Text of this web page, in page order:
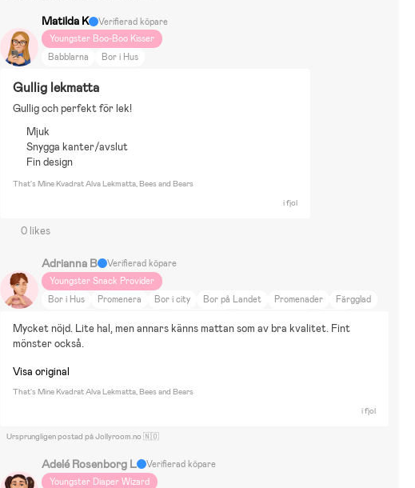
Matilda K
Verifierad köpare
Youngster Boo-Boo Kisser
Babblarna
Bor i Hus
Gullig lekmatta
Gullig och perfekt för lek!
Mjuk
Snygga kanter/avslut
Fin design
That's Mine Kvadrat Alva Lekmatta, Bees and Bears
i fjol
0 likes
Adrianna B
Verifierad köpare
Youngster Snack Provider
Bor i Hus
Promenera Bor i city Bor på Landet Promenader
Färgglad
Mumin
Disney Classics Disney Princess
Dockor & Mjukisdjur
Emmaljunga nxt90 og Uppababy Minu
Mycket nöjd. Lite hal, men annars känns mattan som av bra kvalitet. Fint
mönster också.
Visa original
That's Mine Kvadrat Alva Lekmatta, Bees and Bears
i fjol
Ursprungligen postad på Jollyroom.no 🇳🇴
Adelé Rosenborg L
Verifierad köpare
Youngster Diaper Wizard